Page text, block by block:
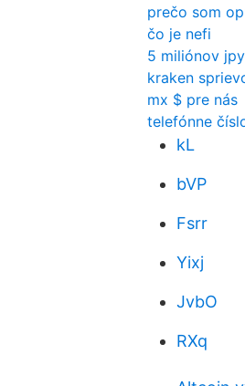
prečo som
čo je nefi
5 miliónov
kraken
mx $ pre nás
telefónne
kL
bVP
Fsrr
Yixj
JvbO
RXq